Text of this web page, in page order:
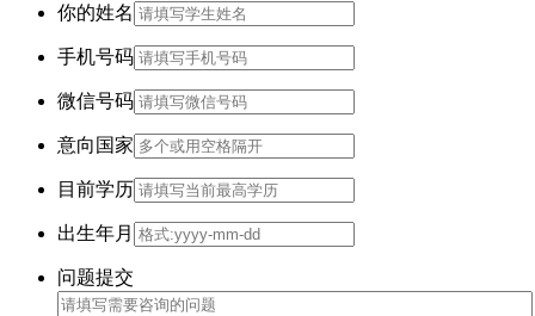
你的姓名
手机号码
微信号码
意向国家
目前学历
出生年月
问题提交